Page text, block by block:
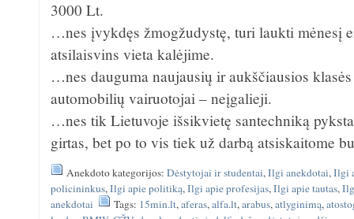
3000 Lt.
…nes įvykdęs žmogžudystę, turi laukti mėnesį
atsilaisvins vieta kalėjime.
…nes dauguma naujausių ir aukščiausios
automobilių vairuotojai – neįgalieji.
…nes tik Lietuvoje išsikvietę santechniką
girtas, bet po to vis tiek už darbą atsiskaitome
Anekdoto kategorijos:Dėstytojai ir studentai,Ilgi anekdotai,Ilgi
policininkus,Ilgi apie politiką,Ilgi apie profesijas,Ilgi apie tautas,
anekdotai
Tags: 15min.lt,aferas,alfa.lt,arabus,atlyginimą,